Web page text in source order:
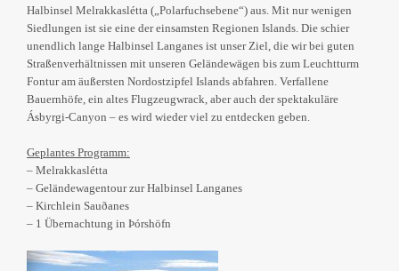
Halbinsel Melrakkaslétta („Polarfuchsebene“) aus. Mit nur wenigen
Siedlungen ist sie eine der einsamsten Regionen Islands. Die schier
unendlich lange Halbinsel Langanes ist unser Ziel, die wir bei guten
Straßenverhältnissen mit unseren Geländewägen bis zum Leuchtturm
Fontur am äußersten Nordostzipfel Islands abfahren. Verfallene
Bauernhöfe, ein altes Flugzeugwrack, aber auch der spektakuläre
Ásbyrgi-Canyon – es wird wieder viel zu entdecken geben.
Geplantes Programm:
– Melrakkaslétta
– Geländewagentour zur Halbinsel Langanes
– Kirchlein Sauðanes
– 1 Übernachtung in Þórshöfn